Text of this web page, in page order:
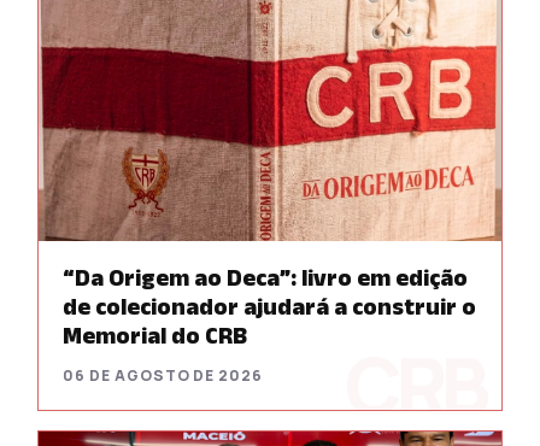
“Da Origem ao Deca”: livro em edição
de colecionador ajudará a construir o
Memorial do CRB
06 DE AGOSTO DE 2026